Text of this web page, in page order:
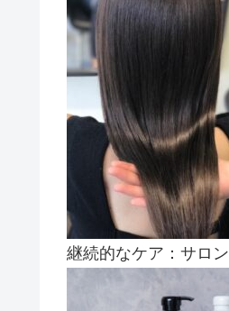
継続的なケア：サロ